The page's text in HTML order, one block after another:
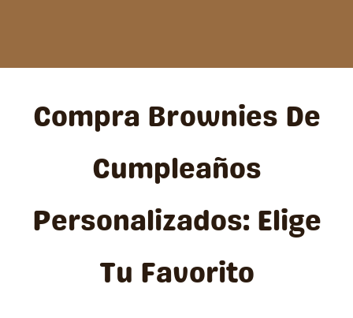
Compra Brownies De
Cumpleaños
Personalizados: Elige
Tu Favorito